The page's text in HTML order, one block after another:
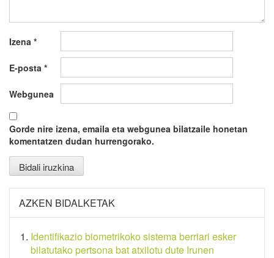
Izena *
E-posta *
Webgunea
Gorde nire izena, emaila eta webgunea bilatzaile honetan
komentatzen dudan hurrengorako.
AZKEN BIDALKETAK
Identifikazio biometrikoko sistema berriari esker
bilatutako pertsona bat atxilotu dute Irunen